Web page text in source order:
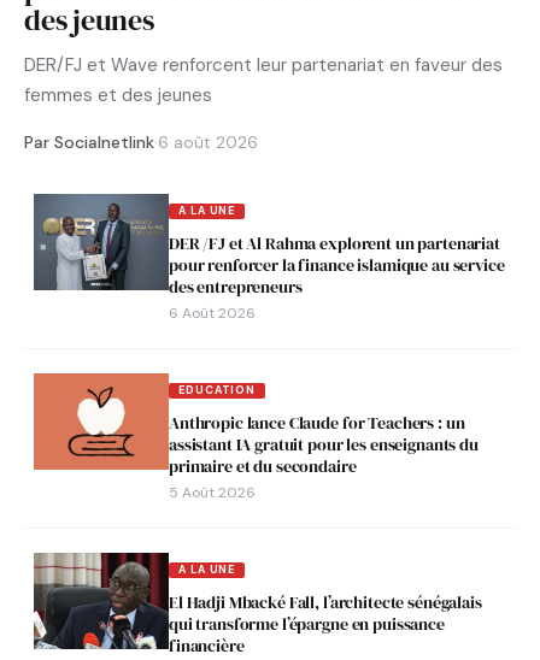
des jeunes
DER/FJ et Wave renforcent leur partenariat en faveur des
femmes et des jeunes
Par Socialnetlink·6 août 2026
A LA UNE
DER /FJ et Al Rahma explorent un partenariat
pour renforcer la finance islamique au service
des entrepreneurs
6 Août 2026
EDUCATION
Anthropic lance Claude for Teachers : un
assistant IA gratuit pour les enseignants du
primaire et du secondaire
5 Août 2026
A LA UNE
El Hadji Mbacké Fall, l’architecte sénégalais
qui transforme l’épargne en puissance
financière